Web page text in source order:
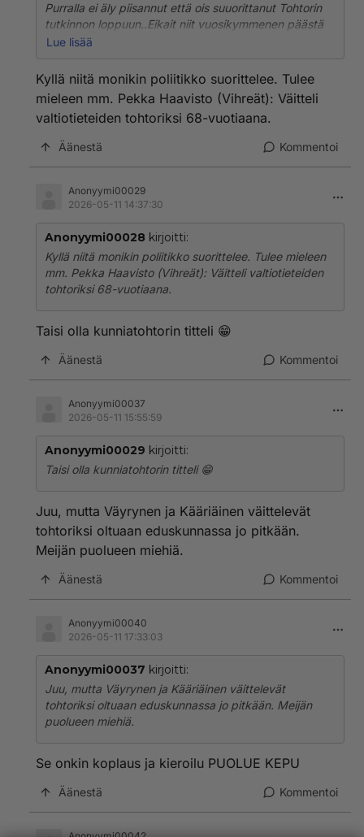
"Purran todistuksen kaikkien aineiden keskiarvo on
9,6"
Purralla ei äly piisannut että ois suuorittanut Tohtorin
tutkinnon loppuun..Eikait niit vuosikymmenen päästä
suoriteta loppuun .
perustamista Lappeenrantaan vaan ei saanut siihen
lupaa.Sitten huomasi nämä Persut että siellähän
pääsee pinnalle kun vaan hokee Mamut valtaa
Suomen .Molemmat pääsi Persujen ansiosta Vihreälle
oksalle heppoisin eväin ja ilman Timo Soinin nostamaa
Perussuomslaisia ei nämä kumpainenkaan ois saanut
Puoluetta nimeltä Persut nousemaan mihinkään
varteenotettavaksi puolueeksi.!
Lue lisää
Kyllä niitä monikin poliitikko suorittelee. Tulee
mieleen mm. Pekka Haavisto (Vihreät): Väitteli
valtiotieteiden tohtoriksi 68-vuotiaana.
Äänestä Kommentoi
Anonyymi00029
2026-05-11 14:37:30
Anonyymi00028 kirjoitti:
Kyllä niitä monikin poliitikko suorittelee. Tulee mieleen
mm. Pekka Haavisto (Vihreät): Väitteli valtiotieteiden
tohtoriksi 68-vuotiaana.
Taisi olla kunniatohtorin titteli 😁
Äänestä Kommentoi
Anonyymi00037
2026-05-11 15:55:59
Anonyymi00029 kirjoitti:
Taisi olla kunniatohtorin titteli 😁
Juu, mutta Väyrynen ja Kääriäinen väittelevät
tohtoriksi oltuaan eduskunnassa jo pitkään.
Meijän puolueen miehiä.
Äänestä Kommentoi
Anonyymi00040
2026-05-11 17:33:03
Anonyymi00037 kirjoitti:
Juu, mutta Väyrynen ja Kääriäinen väittelevät
tohtoriksi oltuaan eduskunnassa jo pitkään. Meijän
puolueen miehiä.
Se onkin koplaus ja kieroilu PUOLUE KEPU
Äänestä Kommentoi